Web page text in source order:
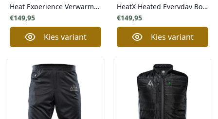
Heat Experience Verwarmde Bodywarmer Dames Large – Elegant Design met 3M Thinsulate™ en 10 Uur Batterijduur
€149,95
Kies variant
HeatX Heated Everyday Bodywarmer Heren
€149,95
Kies variant